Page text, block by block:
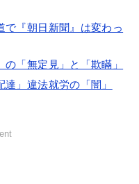
で『朝日新聞』は変わっ
「無定見」と「欺瞞」
」違法就労の「闇」